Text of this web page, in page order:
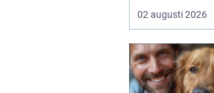
02 augusti 2026